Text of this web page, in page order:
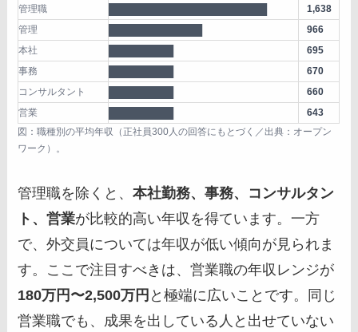
管理職
1,638
管理
966
本社
695
事務
670
コンサルタント
660
営業
643
図：職種別の平均年収（正社員300人の回答にもとづく／出典：オープン
ワーク）。
管理職を除くと、本社勤務、事務、コンサルタン
ト、営業が比較的高い年収を得ています。一方
で、外交員については年収が低い傾向が見られま
す。ここで注目すべきは、営業職の年収レンジが
180万円〜2,500万円 と極端に広いことです。同じ
営業職でも、成果を出している人と出せていない